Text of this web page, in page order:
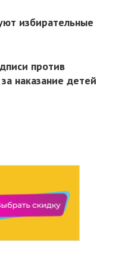
избирательные
против
наказание детей